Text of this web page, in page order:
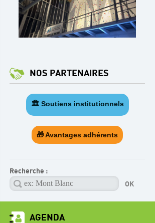
NOS PARTENAIRES
🏛️ Soutiens institutionnels
🎁 Avantages adhérents
Recherche :
AGENDA